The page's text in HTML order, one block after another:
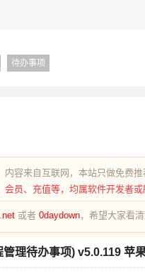
待办事项
内容来自互联网，本站只做免费
会员、充值等，均属软件开发者
或者 0daydown，希望大家看
理待办事项) v5.0.119 苹